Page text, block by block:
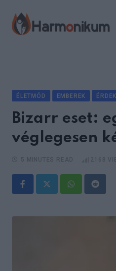
content
ÉLETMÓD EMBEREK
Bizarr eset:
véglegesen
WhatsappReddit